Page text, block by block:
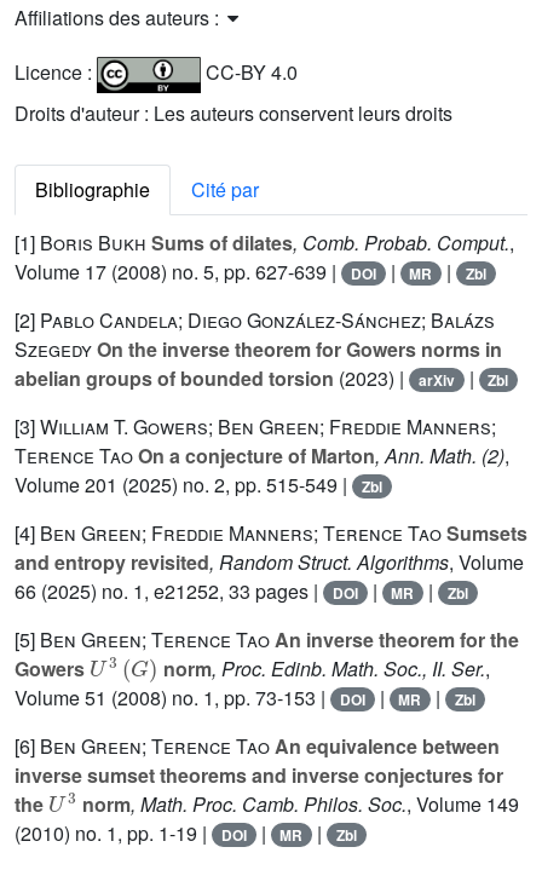
Affiliations des auteurs :
Licence :
CC-BY 4.0
Droits d'auteur : Les auteurs conservent leurs droits
Bibliographie
Cité par
[1] Boris Bukh Sums of dilates, Comb. Probab. Comput.,
Volume 17 (2008) no. 5, pp. 627-639 | DOI | MR | Zbl
[2] Pablo Candela; Diego González-Sánchez; Balázs
SzegedyOn the inverse theorem for Gowers norms in
abelian groups of bounded torsion (2023) | arXiv | Zbl
[3]William T. Gowers; Ben Green; Freddie Manners;
Terence TaoOn a conjecture of Marton, Ann. Math. (2),
Volume 201 (2025) no. 2, pp. 515-549 | Zbl
[4] Ben Green; Freddie Manners; Terence TaoSumsets
and entropy revisited, Random Struct. Algorithms, Volume
66 (2025) no. 1, e21252, 33 pages | DOI | MR | Zbl
[5] Ben Green; Terence TaoAn inverse theorem for the
Gowers
U3(G)
norm, Proc. Edinb. Math. Soc., II. Ser.,
Volume 51 (2008) no. 1, pp. 73-153 | DOI | MR | Zbl
[6] Ben Green; Terence TaoAn equivalence between
inverse sumset theorems and inverse conjectures for
the
U3
norm, Math. Proc. Camb. Philos. Soc., Volume 149
(2010) no. 1, pp. 1-19 |
DOI | MR | Zbl